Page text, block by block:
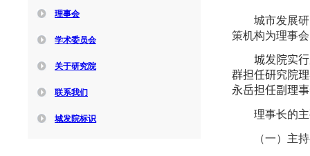
理事会
学术委员会
关于研究院
联系我们
城发院标识
城市发展
策机构为理事
城发院实
群担任研究院
永岳担任副理
理事长的
（一）主